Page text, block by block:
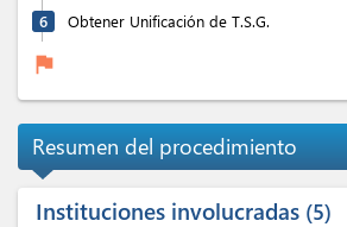
6 Obtener Unificación de T.S.G.
flag
Resumen del procedimiento
Instituciones involucradas 5